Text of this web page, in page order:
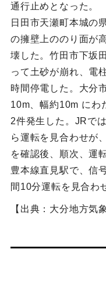
通行止めとなった。
日田市天瀬町本城の
の擁壁上ののり面が
壊した。竹田市下坂
って土砂が崩れ、電
時間停電した。大分
10m、幅約10m にわ
2件発生した。JRで
ら運転を見合わせが
を確認後、順次、運
豊本線直見駅で、信
間10分運転を見合わ
【出典：大分地方気